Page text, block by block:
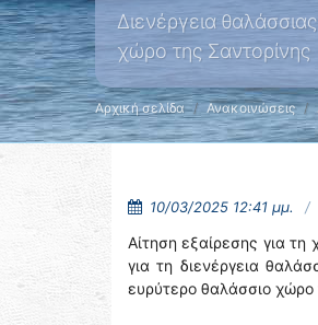
Διενέργεια
χώρο της Σαντορίνης
Αρχική σελίδα Ανακοινώσεις
10/03/2025 12:41 μμ.
Αίτηση εξαίρεσης για
για τη διενέργεια
ευρύτερο θαλάσσιο χώρο